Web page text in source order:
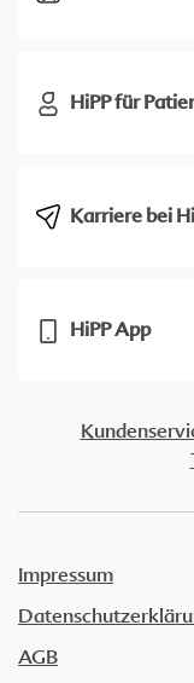
HiPP für
Karriere bei
HiPP App
Impressum
AGB